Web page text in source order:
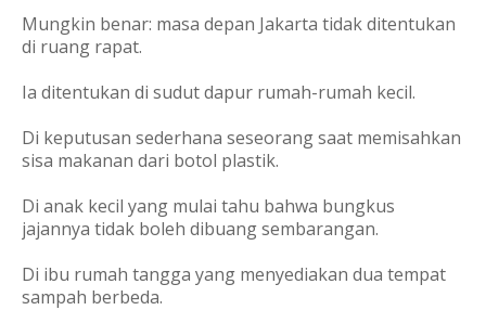
Mungkin benar: masa depan Jakarta tidak ditentukan
di ruang rapat.
Ia ditentukan di sudut dapur rumah-rumah kecil.
Di keputusan sederhana seseorang saat memisahkan
sisa makanan dari botol plastik.
Di anak kecil yang mulai tahu bahwa bungkus
jajannya tidak boleh dibuang sembarangan.
Di ibu rumah tangga yang menyediakan dua tempat
sampah berbeda.